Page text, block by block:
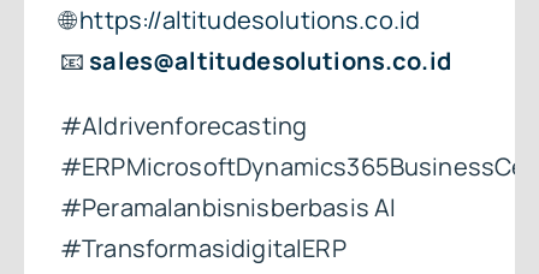
🌐https://altitudesolutions.co.id
📧 sales@altitudesolutions.co.id
#AIdrivenforecasting
#Peramalanbisnisberbasis AI
#TransformasidigitalERP